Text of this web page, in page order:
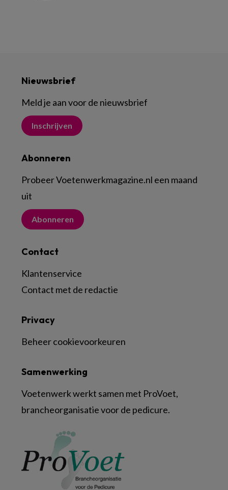
Nieuwsbrief
Meld je aan voor de nieuwsbrief
Inschrijven
Abonneren
Probeer Voetenwerkmagazine.nl een maand
uit
Abonneren
Contact
Klantenservice
Contact met de redactie
Samenwerking
Voetenwerk werkt samen met ProVoet,
brancheorganisatie voor de pedicure.
Privacy
Beheer cookievoorkeuren